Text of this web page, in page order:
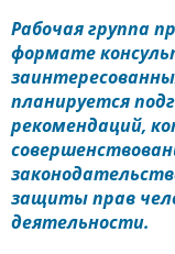
Рабочая группа
формате
планируется
рекомендаций,
защиты прав
деятельности.